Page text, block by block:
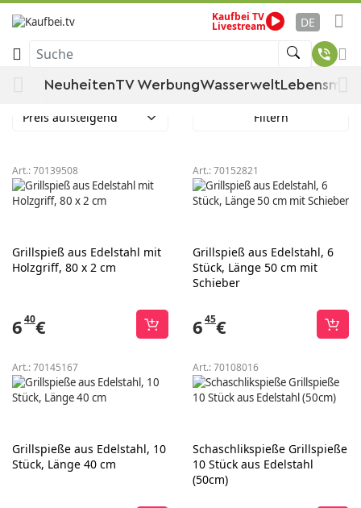
Kaufbei TV
Livestream DE
Suche
NeuheitenTV WerbungWasserwelt
Startseite
Grill & Zubehör
Grillspieß
Preis aufsteigend Filtern
Art.:70139508
Grillspieß aus Edelstahl mit
Holzgriff, 80 x 2 cm
640€
Art.:70152821
Grillspieß aus Edelstahl, 6
Stück, Länge 50 cm mit
Schieber
645€
Art.:70145167
Grillspieße aus Edelstahl, 10
Stück, Länge 40 cm
Art.:70108016
Schaschlikspieße Grillspieße
10 Stück aus Edelstahl
(50cm)